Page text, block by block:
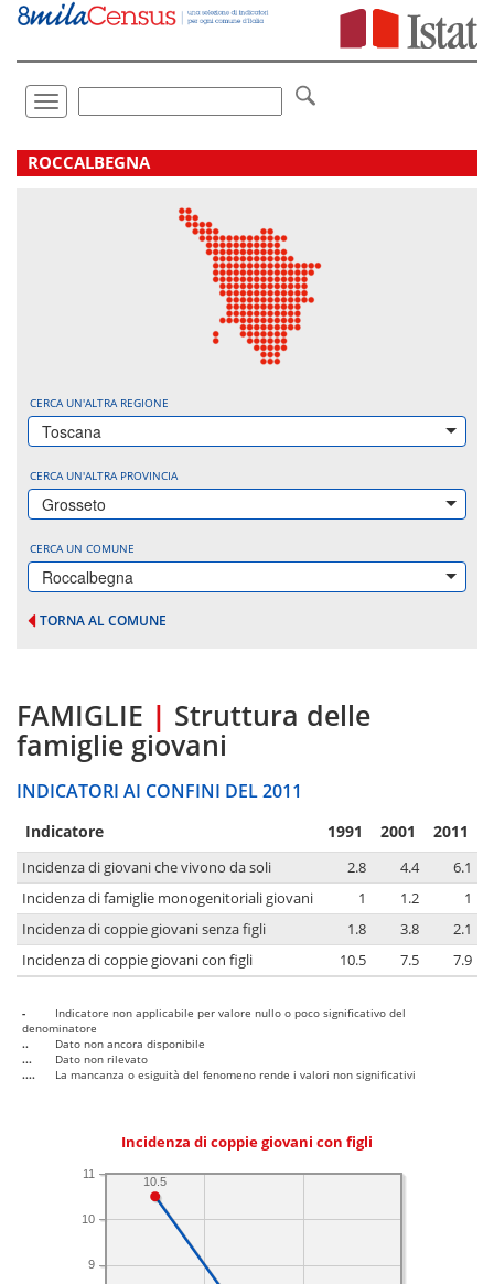
Vai
direttamente
Toggle
navigation
.
ROCCALBEGNA
CERCA UN'ALTRA REGIONE
Toscana
CERCA UN'ALTRA PROVINCIA
Grosseto
CERCA UN COMUNE
Roccalbegna
TORNA AL COMUNE
FAMIGLIE | Struttura delle
famiglie giovani
INDICATORI AI CONFINI DEL 2011
Indicatore 1991 2001 2011
Incidenza di giovani che vivono da soli 2.8 4.4
6.1
Incidenza di famiglie monogenitoriali giovani
1 1.2
1
Incidenza di coppie giovani senza figli
1.8 3.8
2.1
Incidenza di coppie giovani con figli
10.5 7.5 7.9
-
Indicatore non applicabile per valore nullo o poco significativo del
denominatore
..
Dato non ancora disponibile
...
Dato non rilevato
....
La mancanza o esiguità del fenomeno rende i valori non significativi
Incidenza di coppie giovani con figli
9
10
11
10.5